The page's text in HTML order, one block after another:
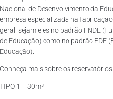
Nacional de Desenvolvimento da
empresa especializada na
geral, sejam eles no padrão FNDE
de Educação) como no padrão FDE
Educação).
Conheça mais sobre os
TIPO 1 – 30m³